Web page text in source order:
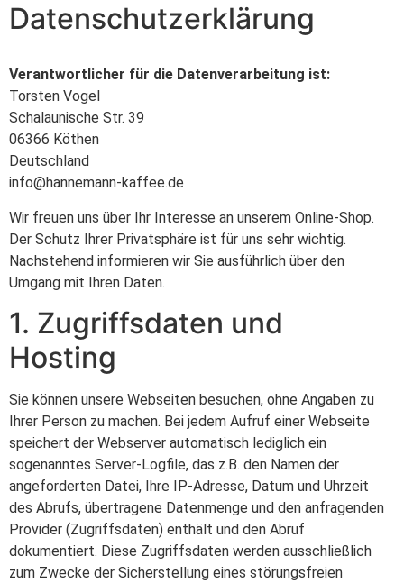
Datenschutzerklärung
Verantwortlicher für die Datenverarbeitung ist:
Torsten Vogel
Schalaunische Str. 39
06366 Köthen
Deutschland
info@hannemann-kaffee.de
Wir freuen uns über Ihr Interesse an unserem Online-Shop.
Der Schutz Ihrer Privatsphäre ist für uns sehr wichtig.
Nachstehend informieren wir Sie ausführlich über den
Umgang mit Ihren Daten.
1. Zugriffsdaten und
Hosting
Sie können unsere Webseiten besuchen, ohne Angaben zu
Ihrer Person zu machen. Bei jedem Aufruf einer Webseite
speichert der Webserver automatisch lediglich ein
sogenanntes Server-Logfile, das z.B. den Namen der
angeforderten Datei, Ihre IP-Adresse, Datum und Uhrzeit
des Abrufs, übertragene Datenmenge und den anfragenden
Provider (Zugriffsdaten) enthält und den Abruf
dokumentiert. Diese Zugriffsdaten werden ausschließlich
zum Zwecke der Sicherstellung eines störungsfreien